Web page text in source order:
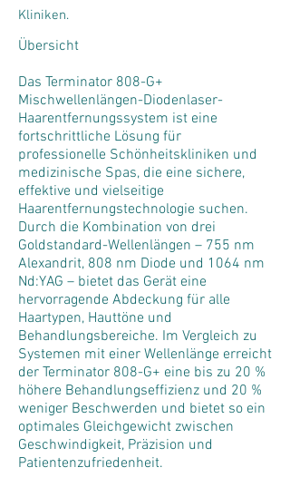
Kliniken.
Übersicht
Das Terminator 808-G+
Mischwellenlängen-Diodenlaser-
Haarentfernungssystem ist eine
fortschrittliche Lösung für
professionelle Schönheitskliniken und
medizinische Spas, die eine sichere,
effektive und vielseitige
Haarentfernungstechnologie suchen.
Durch die Kombination von drei
Goldstandard-Wellenlängen – 755 nm
Alexandrit, 808 nm Diode und 1064 nm
Nd:YAG – bietet das Gerät eine
hervorragende Abdeckung für alle
Haartypen, Hauttöne und
Behandlungsbereiche. Im Vergleich zu
Systemen mit einer Wellenlänge erreicht
der Terminator 808-G+ eine bis zu 20 %
höhere Behandlungseffizienz und 20 %
weniger Beschwerden und bietet so ein
optimales Gleichgewicht zwischen
Geschwindigkeit, Präzision und
Patientenzufriedenheit.